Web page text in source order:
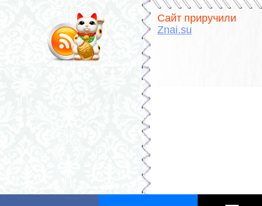
Сайт приручили
Znai.su